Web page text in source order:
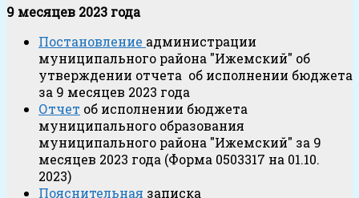
9 месяцев 2023 года
Постановление администрации
муниципального района "Ижемский" об
утверждении отчета об исполнении бюджета
за 9 месяцев 2023 года
Отчет об исполнении бюджета
муниципального образования
муниципального района "Ижемский" за 9
месяцев 2023 года (Форма 0503317 на 01.10.
2023)
Пояснительная записка